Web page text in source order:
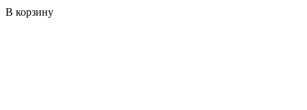
В корзину